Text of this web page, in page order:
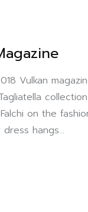
Vulkan
collection
on the
hangs...